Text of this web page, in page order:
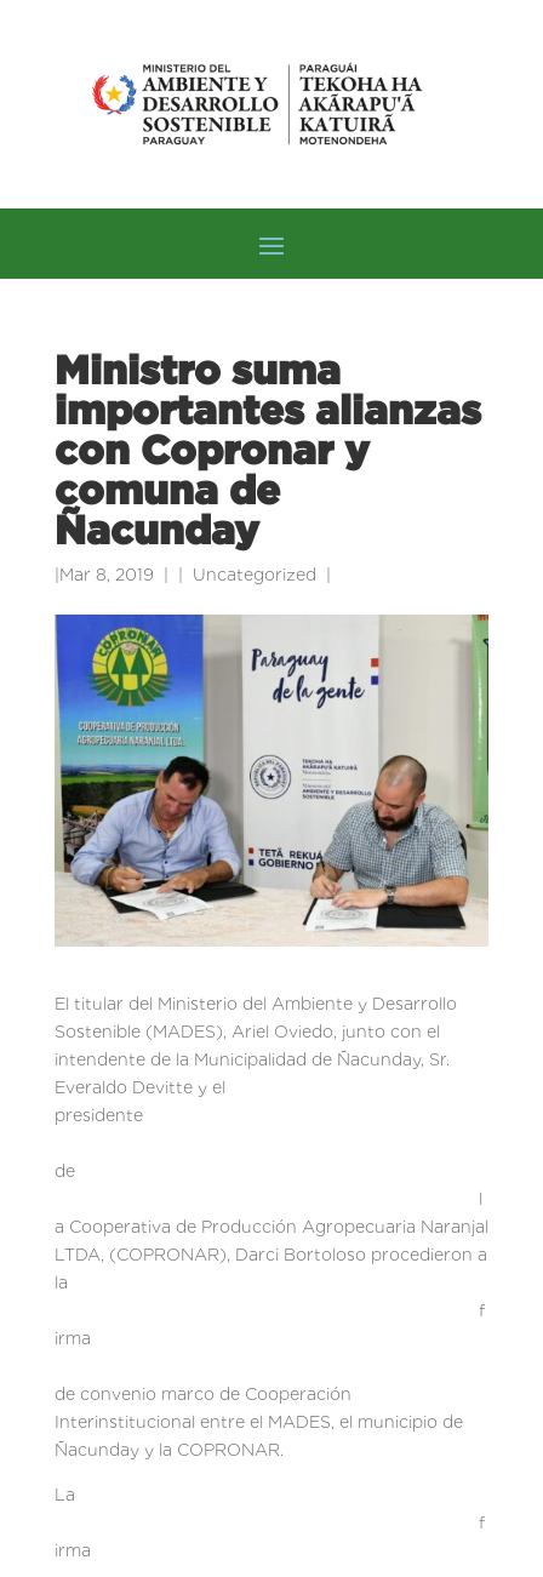
Ministro suma
importantes alianzas
con Copronar y
comuna de
Ñacunday
Mar 8, 2019 Uncategorized
El titular del Ministerio del Ambiente y Desarrollo
Sostenible (MADES), Ariel Oviedo, junto con el
intendente de la Municipalidad de Ñacunday, Sr.
Everaldo Devitte y el
presidente
de
l
a Cooperativa de Producción Agropecuaria Naranjal
LTDA, (COPRONAR), Darci Bortoloso procedieron a
la
f
irma
de convenio marco de Cooperación
Interinstitucional entre el MADES, el municipio de
Ñacunday y la COPRONAR.
La
f
irma